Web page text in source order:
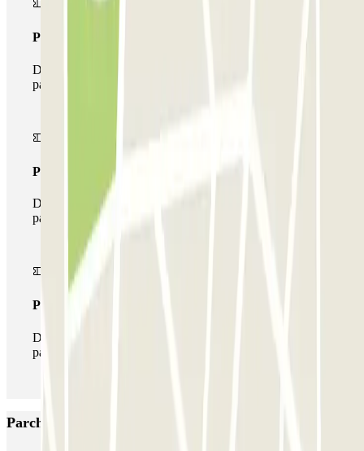
Pass unico
Durante il tuo soggiorno potrai entrare e uscire dal
parcheggio una sola volta
Pass multiparking
Durante il tuo soggiorno potrai usufruire dell'intera rete di
parcheggi disponibili su Parclick.
Pass illlimitato
Durante il tuo soggiorno potrai entrare e uscire dal
parcheggio tutte le volte che vorrai.
Parcheggi più popolari a Madrid